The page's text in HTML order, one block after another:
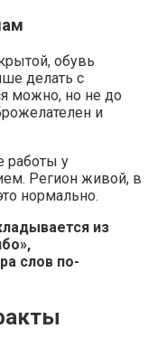
обувь
делать с
можно, но не до
и
работы у
Регион живой, в
нормально.
из
слов по-